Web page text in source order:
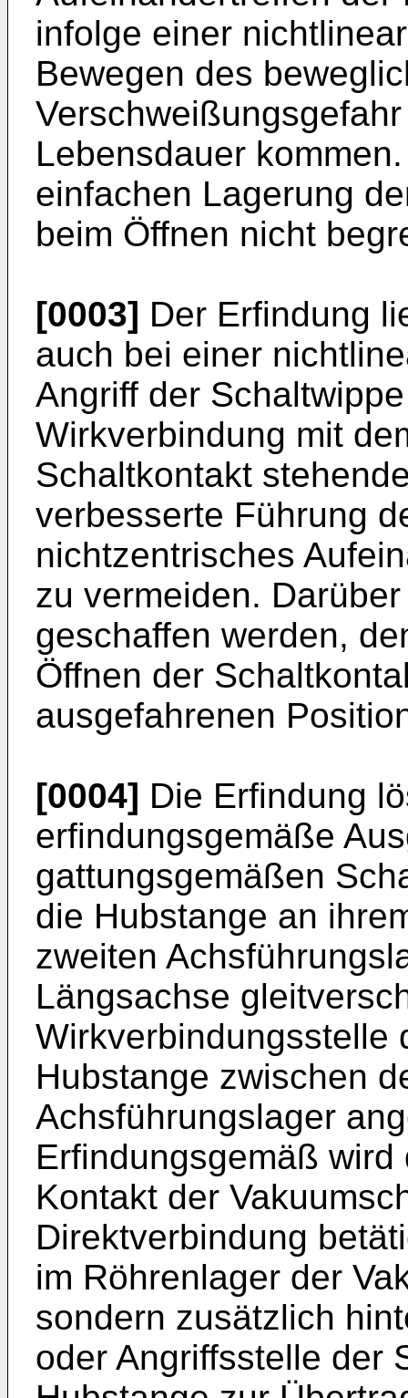
infolge einer
Bewegen des
Lebensdauer
einfachen Lagerung
beim Öffnen nicht
[0003] Der Erfindung
auch bei einer
Angriff der
Wirkverbindung mit
Schaltkontakt
verbesserte Führung
nichtzentrisches
zu vermeiden.
geschaffen werden,
Öffnen der
ausgefahrenen
[0004] Die Erfindung
erfindungsgemäße
gattungsgemäßen
die Hubstange an
zweiten
Längsachse
Wirkverbindungsstelle
Hubstange zwischen
Achsführungslager
Erfindungsgemäß
Kontakt der
Direktverbindung
im Röhrenlager der
sondern zusätzlich
oder Angriffsstelle der